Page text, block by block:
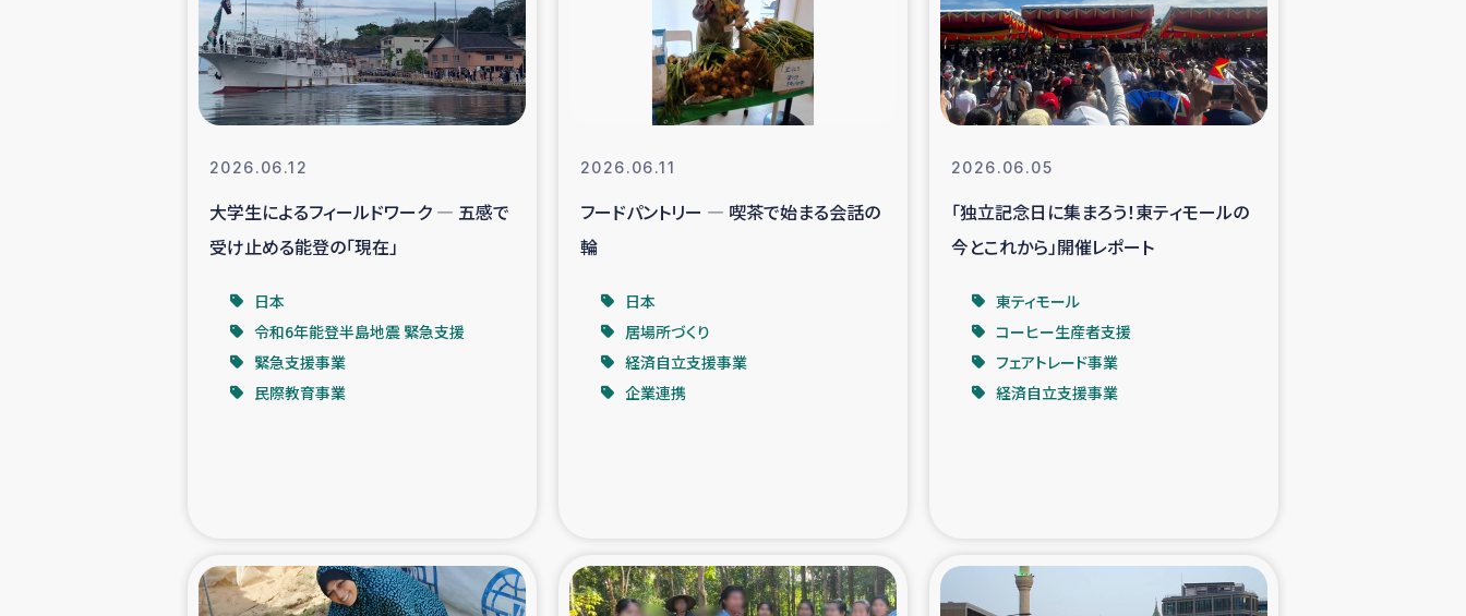
仮設住宅生活支援・農業復興支援 漁業復興支援
インターン・ボランティア日誌 経済自立支援事業
ガザ空爆被災者への食料支援と農家生産支援
ガザ地区における羊の畜産支援 ガザ地区での公園の緑化を通じた支援事業
ふりかけ普及と食生活改善による栄養改善事業 フェアトレード事業
コーヒー生産者支援 アイナロ県マウベシ郡でのコーヒー畑改善事業
2026.06.12
大学生によるフィールドワーク ― 五感で
受け止める能登の「現在」
日本
令和6年能登半島地震 緊急支援
緊急支援事業
民際教育事業
2026.06.11
フードパントリー ― 喫茶で始まる会話の
輪
日本
居場所づくり
経済自立支援事業
企業連携
2026.06.05
「独立記念日に集まろう！東ティモールの
今とこれから」開催レポート
東ティモール
コーヒー生産者支援
フェアトレード事業
経済自立支援事業